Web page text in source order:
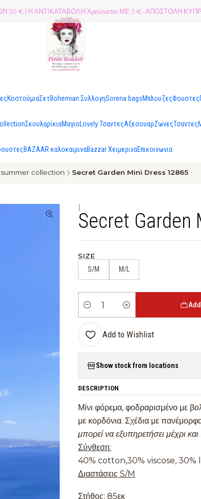
ΚοστούμιαΣετBohemian ΣυλλογηSorena bagsΜπλουζεςΦουστες
ΣκουλαρίκιαΜαγιo Lovely ΤσαντεςΑξεσουαρΖωνεςΤσαντες
BAZAAR καλοκαιριναBazzar ΧειμεριναΕπικοινωνια
€ | Η ΑΝΤΙΚΑΤΑΒΟΛΗ Χρεώνεται ΜΕ 5 €- ΑΠΟΣΤΟΛΗ
collection Secret Garden Mini Dress 12865
|
Secret Garden
SIZE
S/M M/L
Quantity
Add to Wishlist
Show stock from locations
DESCRIPTION
Μίνι φόρεμα, φοδραρισμένο με
με κορδόνια. Σχέδια με
μπορεί να εξυπηρετήσει μέχρι
Σύνθεση:
40% cotton,30% viscose, 30%
Διαστάσεις S/M
Στήθος: 85εκ